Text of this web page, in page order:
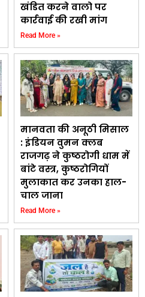
खंडित करने वालो पर
कार्रवाई की रखी मांग
Read More »
मानवता की अनूठी मिसाल
: इंडियन वुमन क्लब
राजगढ़ ने कुष्ठरोगी धाम में
बांटे वस्त्र, कुष्ठरोगियों
मुलाकात कर उनका हाल-
चाल जाना
Read More »